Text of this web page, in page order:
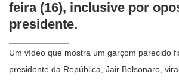
feira (16), inclusive por
presidente.
Um vídeo que mostra um garçom parecido
presidente da República, Jair Bolsonaro,